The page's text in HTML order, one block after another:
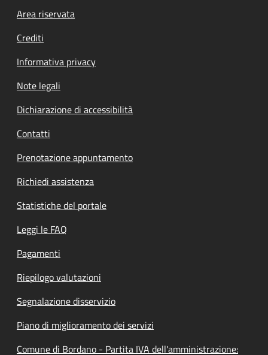
Footer menu
Area riservata
Crediti
Informativa privacy
Note legali
Dichiarazione di accessibilità
Contatti
Prenotazione appuntamento
Richiedi assistenza
Statistiche del portale
Leggi le FAQ
Pagamenti
Riepilogo valutazioni
Segnalazione disservizio
Piano di miglioramento dei servizi
Comune di Bordano - Partita IVA dell'amministrazione: